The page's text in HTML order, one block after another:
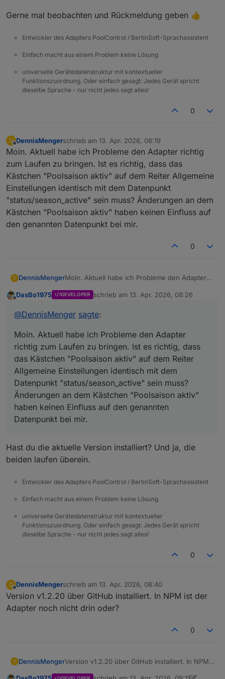
Gerne mal beobachten und Rückmeldung geben 👍
Entwickler des Adapters PoolControl / BertinSoft-Sprachassistent
Einfach macht aus einem Problem keine Lösung
universelle Gerätedatenstruktur mit kontextueller
Funktionszuordnung. Oder einfach gesagt: Jedes Gerät spricht
dieselbe Sprache - nur nicht jedes sagt alles!
0
D
Offline
DennisMengerschrieb am 13. Apr. 2026, 06:19
zuletzt editiert von
Moin. Aktuell habe ich Probleme den Adapter richtig
zum Laufen zu bringen. Ist es richtig, dass das
Kästchen "Poolsaison aktiv" auf dem Reiter Allgemeine
Einstellungen identisch mit dem Datenpunkt
"status/season_active" sein muss? Änderungen an dem
Kästchen "Poolsaison aktiv" haben keinen Einfluss auf
den genannten Datenpunkt bei mir.
0
D DennisMengerMoin. Aktuell habe ich Probleme den Adapter
dass das Kästchen "Poolsaison aktiv" auf dem
dem Datenpunkt "status/season_active" sein
"Poolsaison aktiv" haben keinen Einfluss auf
den genannten Datenpunkt bei mir.
Offline
DasBo1975 DEVELOPER schrieb am 13. Apr. 2026, 08:26
zuletzt editiert von
@DennisMenger sagte:
Moin. Aktuell habe ich Probleme den Adapter
richtig zum Laufen zu bringen. Ist es richtig, dass
das Kästchen "Poolsaison aktiv" auf dem Reiter
Allgemeine Einstellungen identisch mit dem
Datenpunkt "status/season_active" sein muss?
Änderungen an dem Kästchen "Poolsaison aktiv"
haben keinen Einfluss auf den genannten
Datenpunkt bei mir.
Hast du die aktuelle Version installiert? Und ja, die
beiden laufen überein.
Entwickler des Adapters PoolControl / BertinSoft-Sprachassistent
Einfach macht aus einem Problem keine Lösung
universelle Gerätedatenstruktur mit kontextueller
Funktionszuordnung. Oder einfach gesagt: Jedes Gerät spricht
dieselbe Sprache - nur nicht jedes sagt alles!
0
D
Offline
DennisMengerschrieb am 13. Apr. 2026, 08:40
zuletzt editiert von
Version v1.2.20 über GitHub installiert. In NPM ist der
Adapter noch nicht drin oder?
0
D DennisMengerVersion v1.2.20 über GitHub installiert. In NPM